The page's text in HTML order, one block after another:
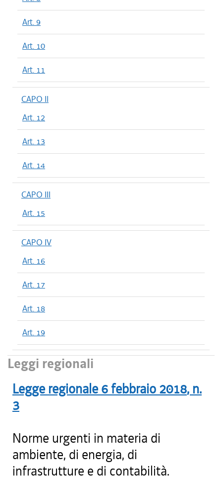
Art. 9
Art. 10
Art. 11
CAPO II
Art. 12
Art. 13
Art. 14
CAPO III
Art. 15
CAPO IV
Art. 16
Art. 17
Art. 18
Art. 19
Leggi regionali
Legge regionale 6 febbraio 2018, n.
3
Norme urgenti in materia di
ambiente, di energia, di
infrastrutture e di contabilità.